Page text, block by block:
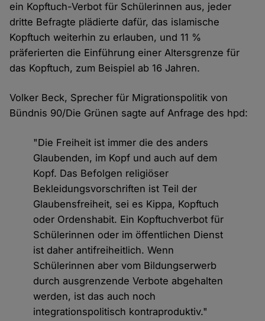
ein Kopftuch-Verbot für Schülerinnen aus, jeder
dritte Befragte plädierte dafür, das islamische
Kopftuch weiterhin zu erlauben, und 11 %
präferierten die Einführung einer Altersgrenze für
das Kopftuch, zum Beispiel ab 16 Jahren.
Volker Beck, Sprecher für Migrationspolitik von
Bündnis 90/Die Grünen sagte auf Anfrage des hpd:
"Die Freiheit ist immer die des anders
Glaubenden, im Kopf und auch auf dem
Kopf. Das Befolgen religiöser
Bekleidungsvorschriften ist Teil der
Glaubensfreiheit, sei es Kippa, Kopftuch
oder Ordenshabit. Ein Kopftuchverbot für
Schülerinnen oder im öffentlichen Dienst
ist daher antifreiheitlich. Wenn
Schülerinnen aber vom Bildungserwerb
durch ausgrenzende Verbote abgehalten
werden, ist das auch noch
integrationspolitisch kontraproduktiv."